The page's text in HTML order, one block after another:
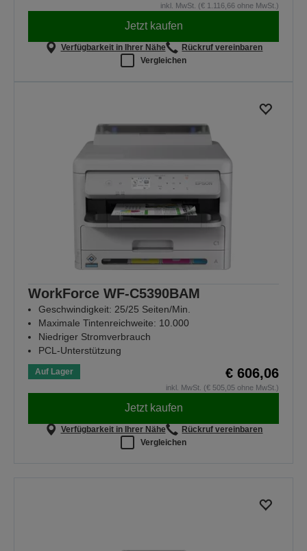
inkl. MwSt. (€ 1.116,66 ohne MwSt.)
Jetzt kaufen
Verfügbarkeit in Ihrer Nähe
Rückruf vereinbaren
Vergleichen
WorkForce WF-C5390BAM
Geschwindigkeit: 25/25 Seiten/Min.
Maximale Tintenreichweite: 10.000
Niedriger Stromverbrauch
PCL-Unterstützung
Auf Lager € 606,06
inkl. MwSt. (€ 505,05 ohne MwSt.)
Jetzt kaufen
Verfügbarkeit in Ihrer Nähe
Rückruf vereinbaren
Vergleichen